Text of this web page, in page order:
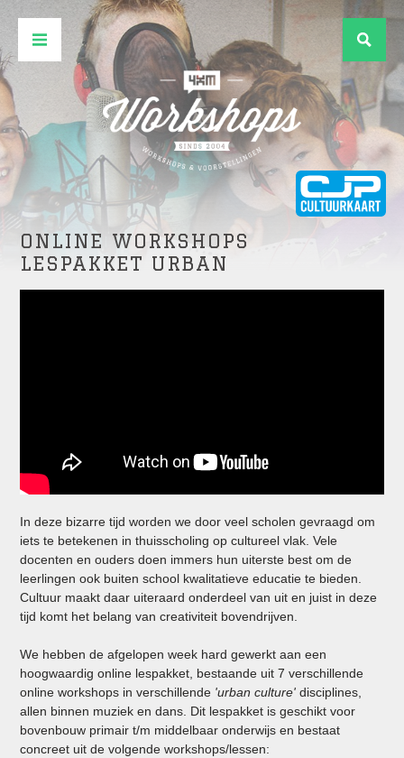
ONLINE WORKSHOPS
LESPAKKET URBAN
In deze bizarre tijd worden we door veel scholen gevraagd om
iets te betekenen in thuisscholing op cultureel vlak. Vele
docenten en ouders doen immers hun uiterste best om de
leerlingen ook buiten school kwalitatieve educatie te bieden.
Cultuur maakt daar uiteraard onderdeel van uit en juist in deze
tijd komt het belang van creativiteit bovendrijven.
We hebben de afgelopen week hard gewerkt aan een
hoogwaardig online lespakket, bestaande uit 7 verschillende
online workshops in verschillende 'urban culture' disciplines,
allen binnen muziek en dans. Dit lespakket is geschikt voor
bovenbouw primair t/m middelbaar onderwijs en bestaat
concreet uit de volgende workshops/lessen: